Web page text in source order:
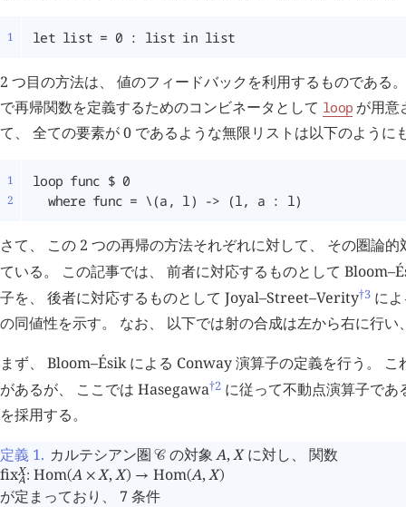
let list = 0 : list in list
2 つ目の方法は、 値のフィードバックを利用するものである
で再帰関数を定義するためのコンビネータとして loop が用意
て、 全ての要素が 0 であるような無限リストは以下のように
  where func = \(a, l) -> (l, a : l)
さて、 この 2 つの再帰の方法それぞれに対して、 その圏論
ている。 この記事では、 前者に対応するものとして
子を、 後者に対応するものとして Joyal–Street–Verity†3 に
の同値性を示す。 なお、 以下では射の合成は左から右に行
まず、 Bloom–Ésik による Conway 演算子の定義を行う。
があるが、 ここでは Hasegawa†2 に従って不動点演算子で
を採用する。
定義 1. カルテシアン圏󰒚 の対象A, Xに対し、 関数
fixA
X: Hom(A × X, X) → Hom(A, X)
が定まっており、 7 条件